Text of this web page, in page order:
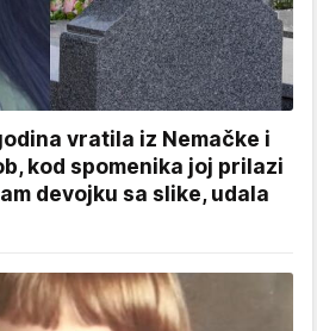
vratila iz Nemačke i
kod spomenika joj prilazi
devojku sa slike, udala